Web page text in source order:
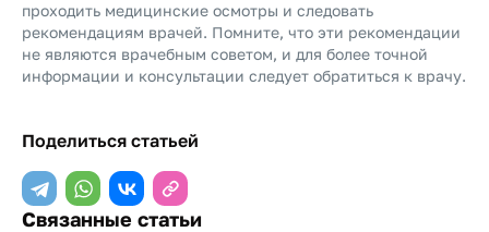
проходить медицинские осмотры и следовать
рекомендациям врачей. Помните, что эти рекомендации
не являются врачебным советом, и для более точной
информации и консультации следует обратиться к врачу.
Поделиться статьей
Связанные статьи